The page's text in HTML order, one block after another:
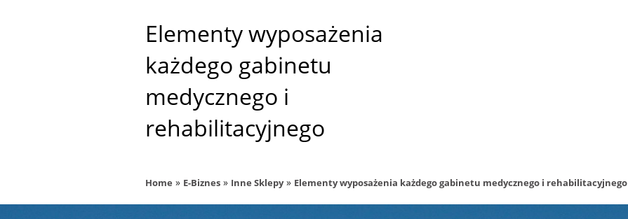
Elementy wyposażenia
każdego gabinetu
medycznego i
rehabilitacyjnego
Home » E-Biznes » Inne Sklepy» Elementy wyposażenia każdego gabinetu medycznego i rehabilitacyjnego